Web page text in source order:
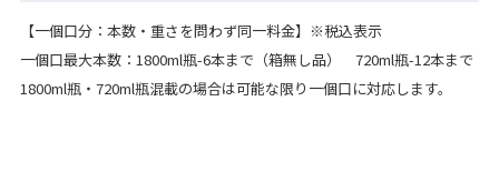
【一個口分：本数・重さを問わず同一料金】※税込表示
一個口最大本数：1800ml瓶-6本まで（箱無し品） 720ml瓶-12本まで
1800ml瓶・720ml瓶混載の場合は可能な限り一個口に対応します。